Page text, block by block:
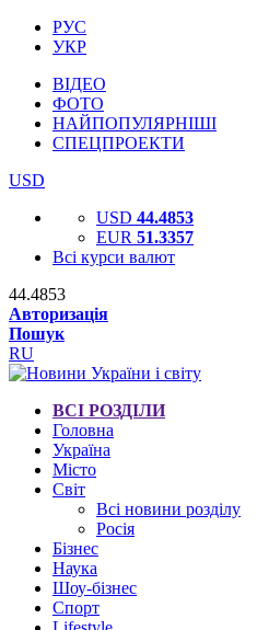
РУС
УКР
ВІДЕО
ФОТО
НАЙПОПУЛЯРНІШІ
СПЕЦПРОЕКТИ
USD
USD 44.4853
EUR 51.3357
Всі курси валют
44.4853
Авторизація
Пошук
RU
ВСІ РОЗДІЛИ
Головна
Україна
Місто
Світ
Всі новини розділу
Росія
Бізнес
Наука
Шоу-бізнес
Спорт